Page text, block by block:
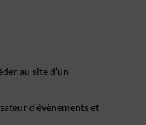
au site d’un
d’évènements et